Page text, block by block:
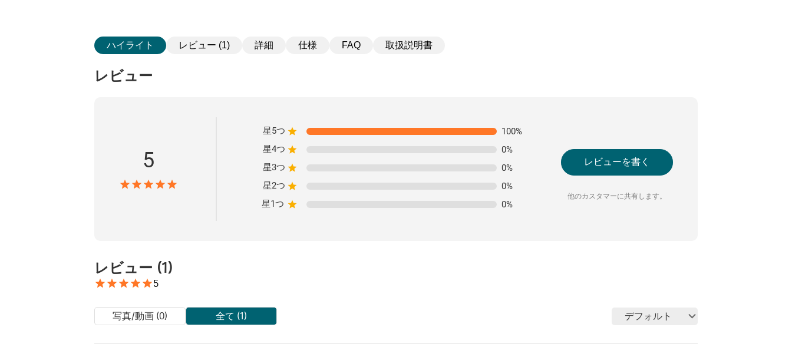
ハイライト レビュー (1) 詳細 仕様 FAQ 取扱説明書
レビュー
5
星5つ 100%
星4つ
0%
星3つ
0%
星2つ
0%
星1つ
0%
レビューを書く
他のカスタマーに共有します。
レビュー (1)
5
写真/動画 (0) 全て (1) デフォルト